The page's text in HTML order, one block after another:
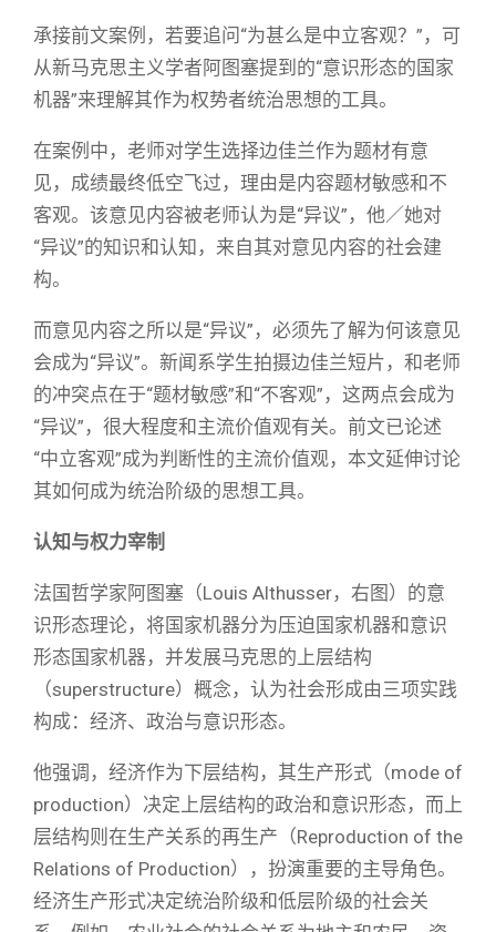
承接前文案例，若要追问“为甚么是中立客观？”，可
从新马克思主义学者阿图塞提到的“意识形态的国家
机器”来理解其作为权势者统治思想的工具。
在案例中，老师对学生选择边佳兰作为题材有意
见，成绩最终低空飞过，理由是内容题材敏感和不
客观。该意见内容被老师认为是“异议”，他／她对
“异议”的知识和认知，来自其对意见内容的社会建
构。
而意见内容之所以是“异议”，必须先了解为何该意见
会成为“异议”。新闻系学生拍摄边佳兰短片，和老师
的冲突点在于“题材敏感”和“不客观”，这两点会成为
“异议”，很大程度和主流价值观有关。前文已论述
“中立客观”成为判断性的主流价值观，本文延伸讨论
其如何成为统治阶级的思想工具。
认知与权力宰制
法国哲学家阿图塞（Louis Althusser，右图）的意
识形态理论，将国家机器分为压迫国家机器和意识
形态国家机器，并发展马克思的上层结构
（superstructure）概念，认为社会形成由三项实践
构成：经济、政治与意识形态。
他强调，经济作为下层结构，其生产形式（mode of
production）决定上层结构的政治和意识形态，而上
层结构则在生产关系的再生产（Reproduction of the
Relations of Production），扮演重要的主导角色。
经济生产形式决定统治阶级和低层阶级的社会关